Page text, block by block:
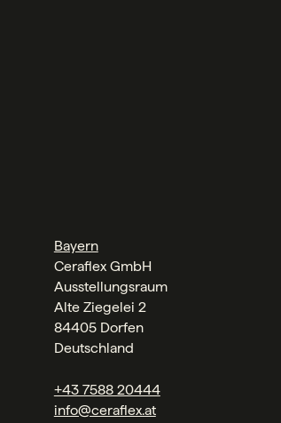
Bayern
Ceraflex GmbH
Ausstellungsraum
Alte Ziegelei 2
84405 Dorfen
Deutschland
+43 7588 20444
info@ceraflex.at